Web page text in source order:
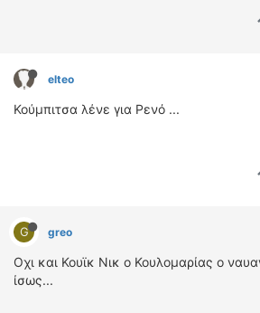
elteo
Κούμπιτσα λένε για Ρενό ...
G greo
Οχι και Κουϊκ Νικ ο Κουλομαρίας ο
ίσως...